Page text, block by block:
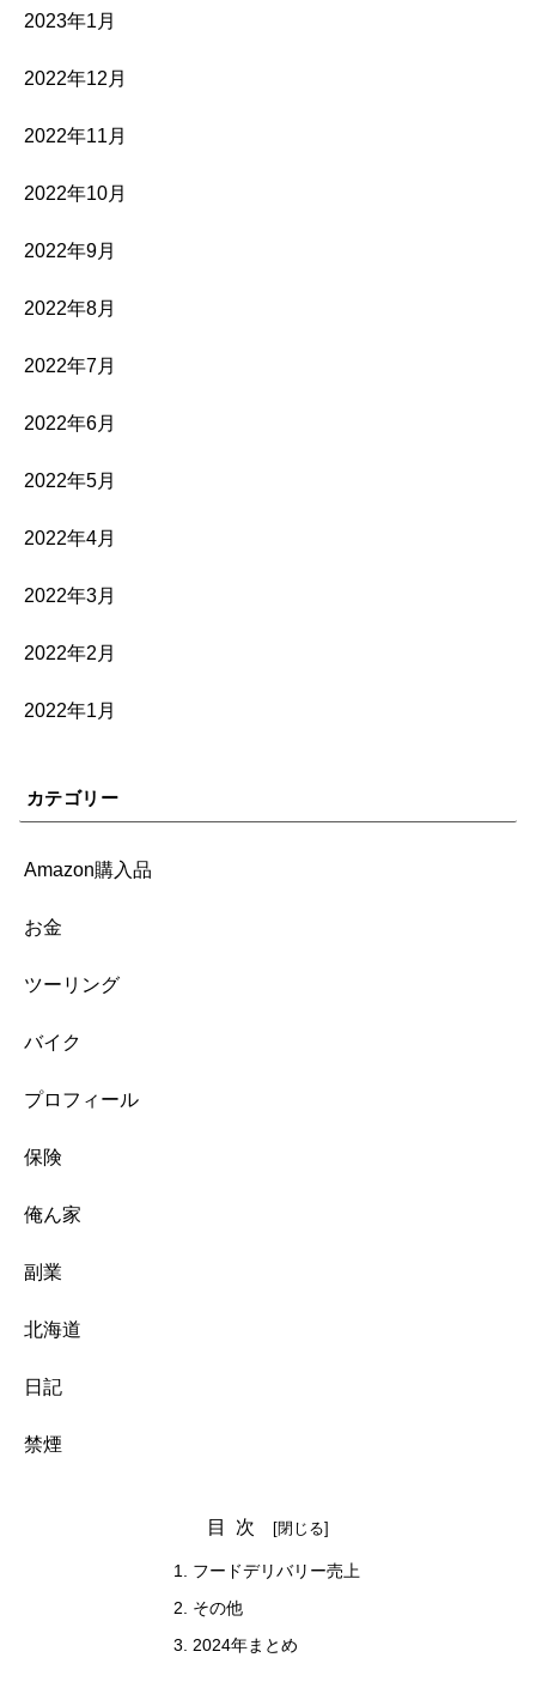
2023年1月
2022年12月
2022年11月
2022年10月
2022年9月
2022年8月
2022年7月
2022年6月
2022年5月
2022年4月
2022年3月
2022年2月
2022年1月
カテゴリー
Amazon購入品
お金
ツーリング
バイク
プロフィール
保険
俺ん家
副業
北海道
日記
禁煙
目次
フードデリバリー売上
その他
2024年まとめ